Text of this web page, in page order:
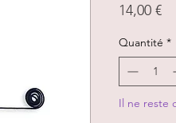
14,00 €Prix
Quantité *
Il ne reste